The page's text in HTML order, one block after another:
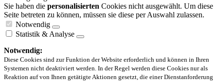
Sie haben die personalisierten Cookies nicht ausgewählt. Um diese
Seite betreten zu können, müssen sie diese per Auswahl zulassen.
Notwendig
Statistik & Analyse
Notwendig:
Diese Cookies sind zur Funktion der Website erforderlich und können in Ihren
Systemen nicht deaktiviert werden. In der Regel werden diese Cookies nur als
Reaktion auf von Ihnen getätigte Aktionen gesetzt, die einer Dienstanforderung